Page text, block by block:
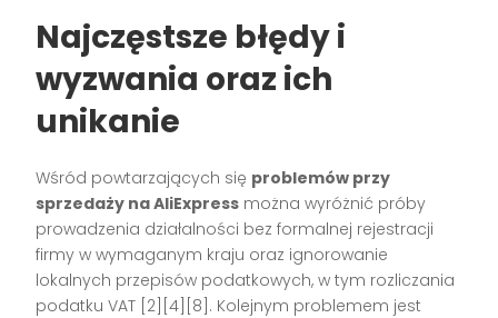
Najczęstsze błędy i
wyzwania oraz ich
unikanie
Wśród powtarzających się problemów przy
sprzedaży na AliExpress można wyróżnić próby
prowadzenia działalności bez formalnej rejestracji
firmy w wymaganym kraju oraz ignorowanie
lokalnych przepisów podatkowych, w tym rozliczania
podatku VAT [2][4][8]. Kolejnym problemem jest